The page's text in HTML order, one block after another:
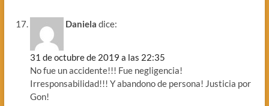
Daniela dice:
31 de octubre de 2019 a las 22:35
No fue un accidente!!! Fue negligencia!
Irresponsabilidad!!! Y abandono de persona! Justicia por
Gon!